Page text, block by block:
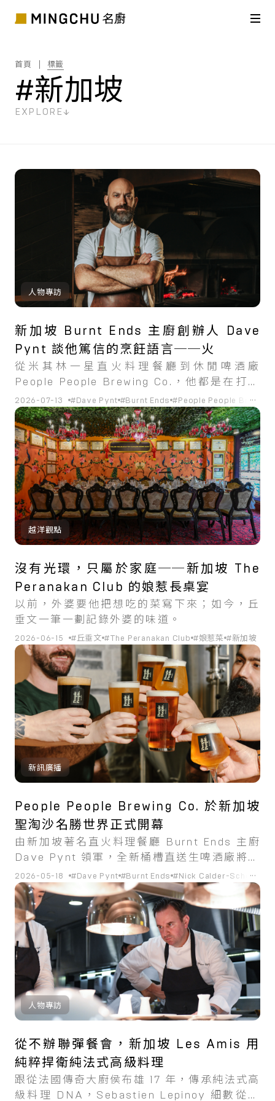
首頁 標籤
#新加坡
EXPLORE
筆搜尋結果
人物專訪
新加坡 Burnt Ends 主廚創辦人 Dave
Pynt 談他篤信的烹飪語言──火
從米其林一星直火料理餐廳到休閒啤酒廠
People People Brewing Co.，他都是在打造
一個自己也會在這裡花上時間的場地。
2026-07-13 #Dave Pynt #Burnt Ends #People People Brewing
...
越洋觀點
沒有光環，只屬於家庭──新加坡 The
Peranakan Club 的娘惹長桌宴
以前，外婆要他把想吃的菜寫下來；如今，丘
垂文一筆一劃記錄外婆的味道。
2026-06-15 #丘垂文 #The Peranakan Club #娘惹菜 #新加坡
新訊廣播
People People Brewing Co. 於新加坡
聖淘沙名勝世界正式開幕
由新加坡著名直火料理餐廳 Burnt Ends 主廚
Dave Pynt 領軍，全新桶槽直送生啤酒廠將新
鮮啤酒、柴火料理與社群體驗匯聚一堂。
2026-05-18 #Dave Pynt #Burnt Ends #Nick Calder-Scholes
...
人物專訪
從不辦聯彈餐會，新加坡 Les Amis 用
純粹捍衛純法式高級料理
跟從法國傳奇大廚侯布雄 17 年，傳承純法式高
級料理 DNA，Sebastien Lepinoy 細數從盧